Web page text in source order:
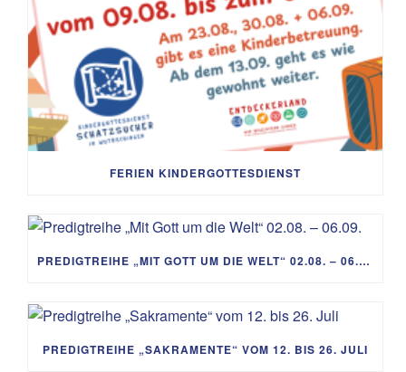
FERIEN KINDERGOTTESDIENST
PREDIGTREIHE „MIT GOTT UM DIE WELT“ 02.08. – 06.09.
PREDIGTREIHE „SAKRAMENTE“ VOM 12. BIS 26. JULI